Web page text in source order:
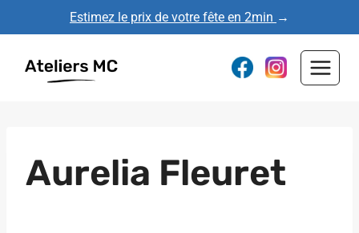
au
contenu
Estimez le prix de votre fête en 2min →
Aurelia Fleuret